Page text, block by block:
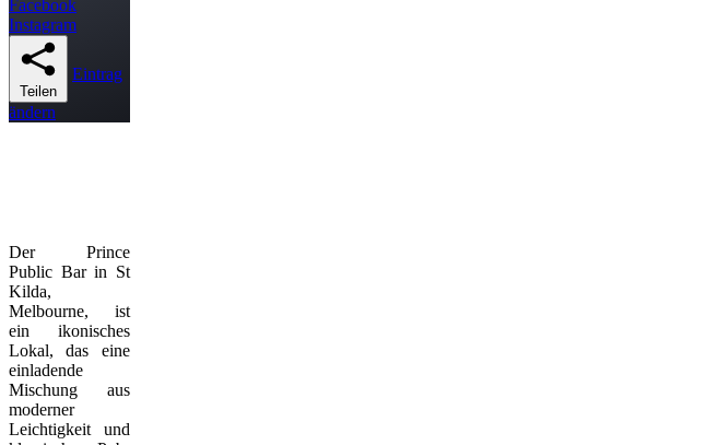
Facebook
Instagram
Teilen
Eintrag
ändern
Der Prince
Public Bar in St
Kilda,
Melbourne, ist
ein ikonisches
Lokal, das eine
einladende
Mischung aus
moderner
Leichtigkeit und